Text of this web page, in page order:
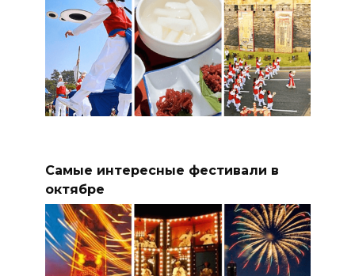
Самые интересные фестивали в
октябре